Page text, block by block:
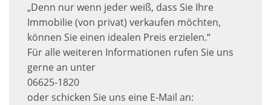
„Denn nur wenn jeder weiß, dass Sie Ihre
Immobilie (von privat) verkaufen möchten,
können Sie einen idealen Preis erzielen.“
Für alle weiteren Informationen rufen Sie uns
gerne an unter
06625-1820
oder schicken Sie uns eine E-Mail an: